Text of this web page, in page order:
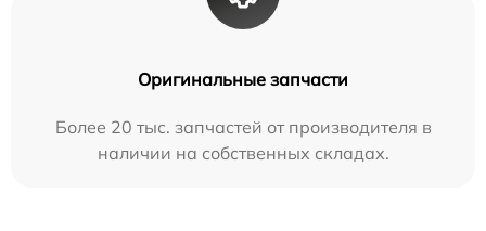
Оригинальные запчасти
Более 20 тыс. запчастей от производителя в
наличии на собственных складах.